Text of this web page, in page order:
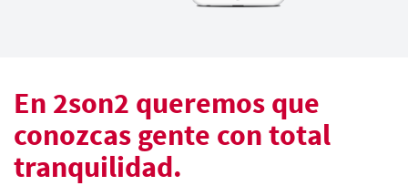
En 2son2 queremos que
conozcas gente con total
tranquilidad.